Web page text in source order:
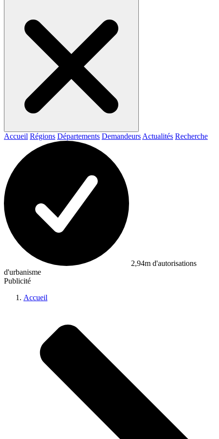
Accueil Régions Départements Demandeurs Actualités Recherche
2,94m d'autorisations
d'urbanisme
Publicité
Accueil